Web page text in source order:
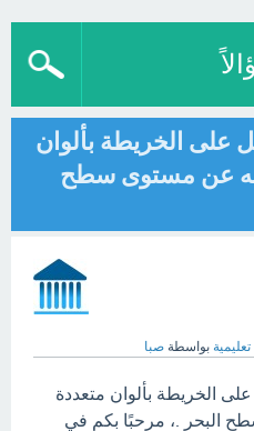
على الخريطة بألوان
عن مستوى سطح
تعليمية بواسطة صبا
الخريطة بألوان متعددة
البحر .، مرحبًا بكم في